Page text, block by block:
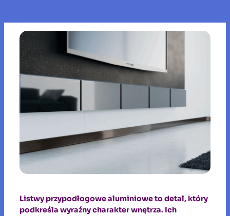
Listwy przypodłogowe aluminiowe to detal, który
podkreśla wyraźny charakter wnętrza. Ich